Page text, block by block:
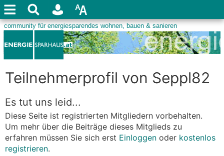
Teilnehmerprofil von Seppl82
Es tut uns leid...
Diese Seite ist registrierten Mitgliedern vorbehalten.
Um mehr über die Beiträge dieses Mitglieds zu
erfahren müssen Sie sich erst Einloggen oder kostenlos
registrieren.